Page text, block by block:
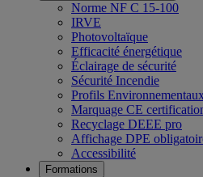
Norme NF C 15-100
IRVE
Photovoltaïque
Efficacité énergétique
Éclairage de sécurité
Sécurité Incendie
Profils
Marquage CE
Recyclage DEEE pro
Affichage DPE
Accessibilité
Formations